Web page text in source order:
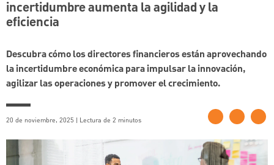
incertidumbre aumenta la agilidad y la
eficiencia
Descubra cómo los directores financieros están aprovechando
la incertidumbre económica para impulsar la innovación,
agilizar las operaciones y promover el crecimiento.
20 de noviembre, 2025 | Lectura de 2 minutos